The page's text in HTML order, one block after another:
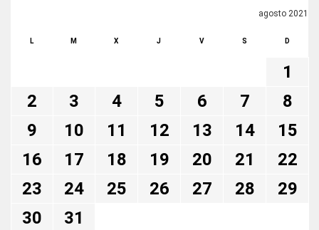
agosto 2021
L M X J V S D
1
2
3 4 5 6 7
8
9
10 11 12 13 14
15
16
17 18 19 20 21
22
23
24 25 26 27 28
29
30
31